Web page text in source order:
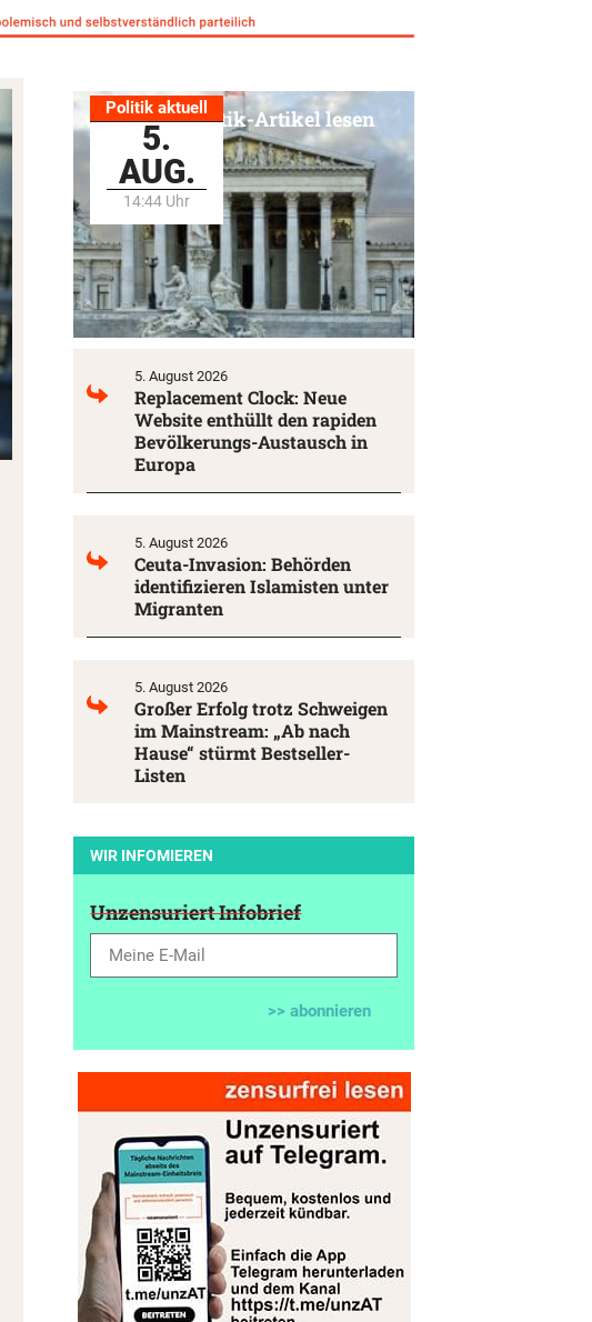
Politik aktuell
5.
AUG.
14:44 Uhr
Alle Politik-Artikel lesen
5. August 2026
Replacement Clock: Neue
Website enthüllt den rapiden
Bevölkerungs-Austausch in
Europa
5. August 2026
Ceuta-Invasion: Behörden
identifizieren Islamisten unter
Migranten
5. August 2026
Großer Erfolg trotz Schweigen
im Mainstream: „Ab nach
Hause“ stürmt Bestseller-
Listen
WIR INFOMIEREN
Unzensuriert Infobrief
>> abonnieren